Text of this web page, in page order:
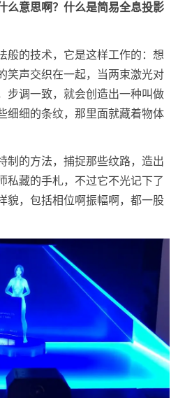
么意思啊？什么是简易全息投影
般的技术，它是这样工作的：想
笑声交织在一起，当两束激光对
步调一致，就会创造出一种叫做
细细的条纹，那里面就藏着物体
制的方法，捕捉那些纹路，造出
私藏的手札，不过它不光记下了
貌，包括相位啊振幅啊，都一股